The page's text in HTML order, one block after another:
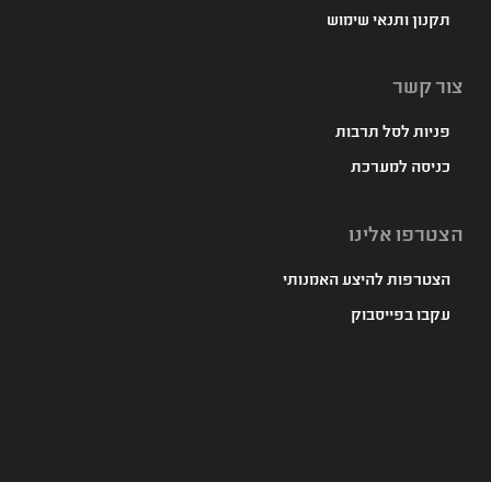
תקנון ותנאי שימוש
צור קשר
פניות לסל תרבות
כניסה למערכת
הצטרפו אלינו
הצטרפות להיצע האמנותי
עקבו בפייסבוק